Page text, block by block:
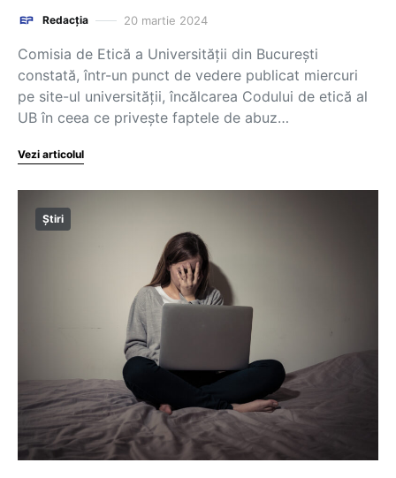
Redacția 20 martie 2024
Comisia de Etică a Universității din București
constată, într-un punct de vedere publicat miercuri
pe site-ul universității, încălcarea Codului de etică al
UB în ceea ce privește faptele de abuz…
Vezi articolul
Știri